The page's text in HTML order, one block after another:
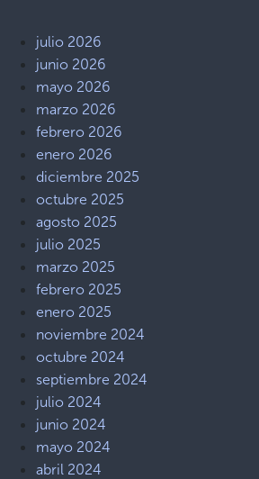
julio 2026
junio 2026
mayo 2026
marzo 2026
febrero 2026
enero 2026
diciembre 2025
octubre 2025
agosto 2025
julio 2025
marzo 2025
febrero 2025
enero 2025
noviembre 2024
octubre 2024
septiembre 2024
julio 2024
junio 2024
mayo 2024
abril 2024